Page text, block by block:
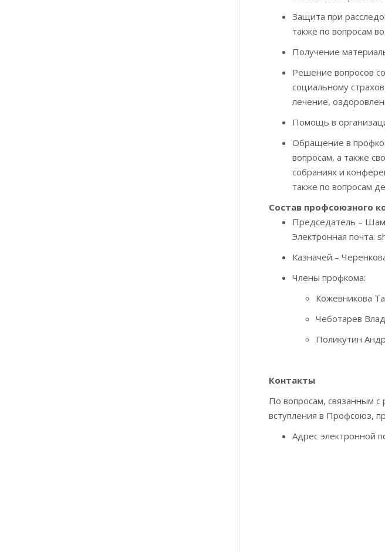
Защита при
также по вопросам
Получение
Решение вопросов
социальному
лечение,
Помощь в
Обращение в
вопросам, а также
собраниях и
также по вопросам
Состав профсоюзного
Председатель –
Электронная почта:
Казначей –
Члены профкома:
Кожевникова
Чеботарев
Поликутин
Контакты
По вопросам, связанным с
вступления в Профсоюз,
Адрес электронной